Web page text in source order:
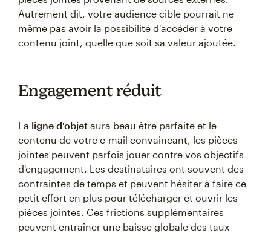
Autrement dit, votre audience cible pourrait ne
même pas avoir la possibilité d'accéder à votre
contenu joint, quelle que soit sa valeur ajoutée.
Engagement réduit
La ligne d'objet aura beau être parfaite et le
contenu de votre e-mail convaincant, les pièces
jointes peuvent parfois jouer contre vos objectifs
d'engagement. Les destinataires ont souvent des
contraintes de temps et peuvent hésiter à faire ce
petit effort en plus pour télécharger et ouvrir les
pièces jointes. Ces frictions supplémentaires
peuvent entraîner une baisse globale des taux